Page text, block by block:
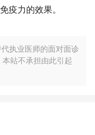
疫力的效果。
执业医师的面对面诊
站不承担由此引起